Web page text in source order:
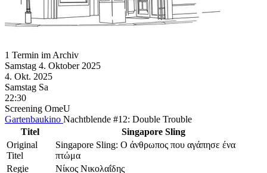
1 Termin im Archiv
Samstag 4. Oktober 2025
4. Okt. 2025
Samstag Sa
22:30
Screening OmeU
Gartenbaukino Nachtblende #12: Double Trouble
Titel
Singapore Sling
Original
Titel
Singapore Sling: Ο άνθρωπος που αγάπησε ένα
πτώμα
Regie
Νίκος Νικολαΐδης